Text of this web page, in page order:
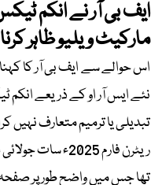
ایف بی آر نے انکم
مارکیٹ ویلیو ظاہر
اس حوالے سے ایف بی آر کا
تبدیلی یا ترمیم متعارف
ریٹرن فارم